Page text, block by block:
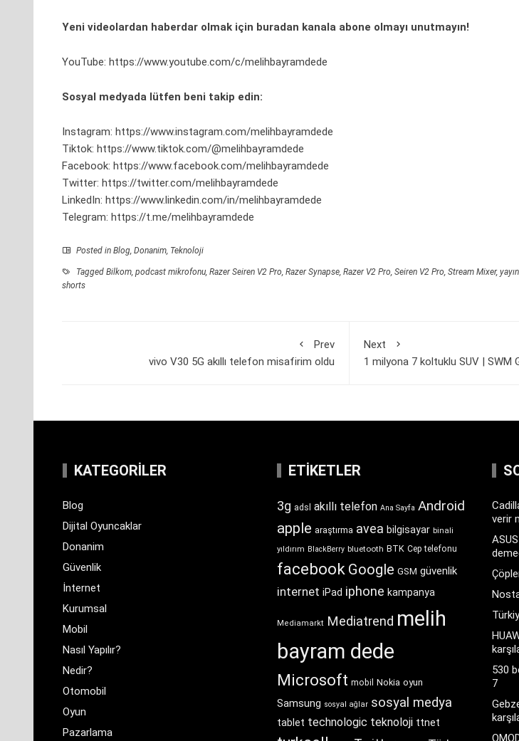
Yeni videolardan haberdar olmak için buradan kanala abone olmayı unutmayın!
YouTube: https://www.youtube.com/c/melihbayramdede
Sosyal medyada lütfen beni takip edin:
Instagram: https://www.instagram.com/melihbayramdede
Tiktok: https://www.tiktok.com/@melihbayramdede
Facebook: https://www.facebook.com/melihbayramdede
Twitter: https://twitter.com/melihbayramdede
LinkedIn: https://www.linkedin.com/in/melihbayramdede
Telegram: https://t.me/melihbayramdede
Posted in Blog, Donanim, Teknoloji
Tagged Bilkom, podcast mikrofonu, Razer Seiren V2 Pro, Razer Synapse, Razer V2 Pro, Seiren V2 Pro, Stream Mixer,
shorts
Prev
vivo V30 5G akıllı telefon misafirim oldu
Next
1 milyona 7 koltuklu SUV | SWM
KATEGORILER
Blog
Dijital Oyuncaklar
Donanim
Güvenlik
İnternet
Kurumsal
Mobil
Nasıl Yapılır?
Nedir?
Otomobil
Oyun
Pazarlama
ETIKETLER
3g adsl akıllı telefon Ana Sayfa Android
apple araştırma avea bilgisayar binali
yıldırım BlackBerry bluetooth BTK Cep telefonu
facebook Google GSM güvenlik
internet iPad iphone kampanya
Mediamarkt Mediatrend melih
bayram dede
Microsoft mobil Nokia oyun
Samsung sosyal ağlar sosyal medya
tablet technologic teknoloji ttnet
verir
530
7